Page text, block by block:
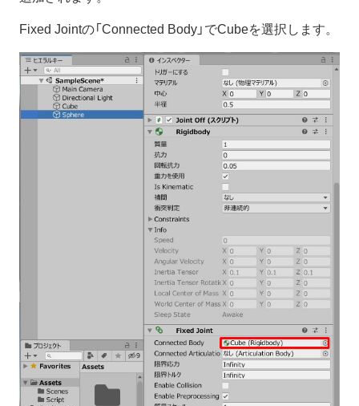
Fixed Jointの「Connected Body」でCubeを選択します。